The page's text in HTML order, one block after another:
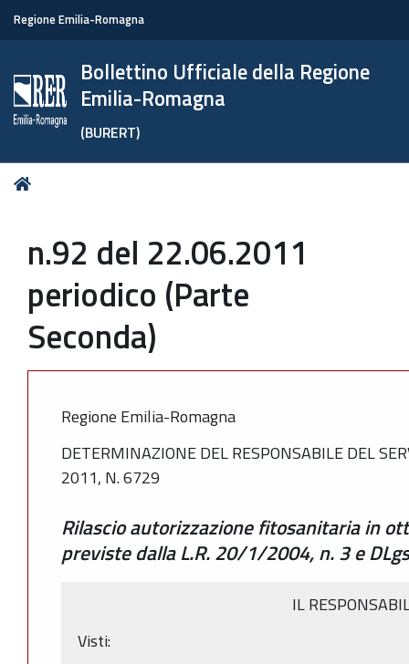
Regione Emilia-Romagna
Bollettino Ufficiale della Regione
Emilia-Romagna
(BURERT)
Tu
n.92 del 22.06.2011
periodico (Parte
Seconda)
Regione Emilia-Romagna
DETERMINAZIONE DEL RESPONSABILE DEL
2011, N. 6729
Rilascio autorizzazione fitosanitaria in
previste dalla L.R. 20/1/2004, n. 3 e
IL
Visti: